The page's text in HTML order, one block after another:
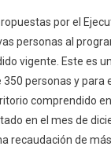
por el
personas al
vigente. Este es
personas y para
comprendido
en el mes de
recaudación de